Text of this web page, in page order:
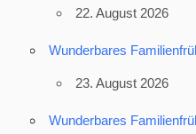
22. August 2026
Wunderbares
23. August 2026
Wunderbares